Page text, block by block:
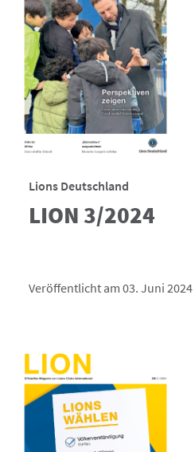
Lions Deutschland
LION 3/2024
Veröffentlicht am 03. Juni 2024